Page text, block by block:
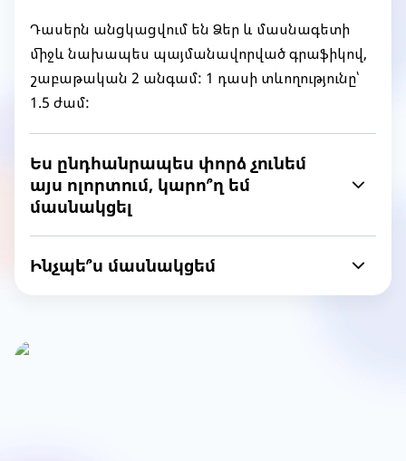
Դասերն անցկացվում են Ձեր և մասնագետի
միջև նախապես պայմանավորված գրաֆիկով,
շաբաթական 2 անգամ: 1 դասի տևողությունը՝
1.5 ժամ:
Ես ընդհանրապես փորձ չունեմ
այս ոլորտում, կարո՞ղ եմ
մասնակցել
Ինչպե՞ս մասնակցեմ